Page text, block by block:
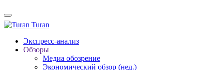
Turan
Экспресс-анализ
Обзоры
Медиа обозрение
Экономический обзор (нед.)